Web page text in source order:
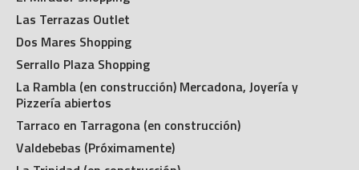
Las Terrazas Outlet
Dos Mares Shopping
Serrallo Plaza Shopping
La Rambla (en construcción) Mercadona, Joyería y
Pizzería abiertos
Tarraco en Tarragona (en construcción)
Valdebebas (Próximamente)